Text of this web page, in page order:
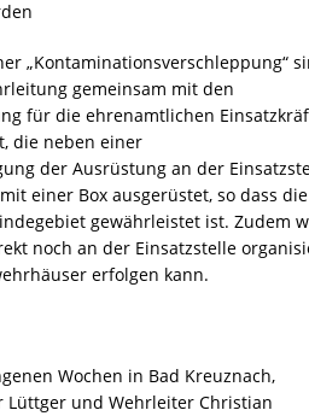
„Kontaminationsverschleppung“
gemeinsam mit den
für die ehrenamtlichen
die neben einer
der Ausrüstung an der
einer Box ausgerüstet, so dass die
gewährleistet ist. Zudem
noch an der Einsatzstelle
erfolgen kann.
Wochen in Bad Kreuznach,
Lüttger und Wehrleiter Christian